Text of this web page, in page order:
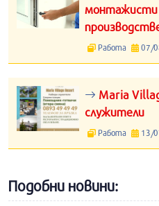
монтажисти
Работа 07/
Maria
служители
Работа 13/
Подобни новини: